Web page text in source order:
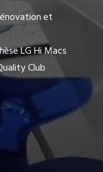
et
LG Hi Macs
Club